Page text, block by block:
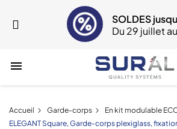
SOLDES
Du 29 juillet au

Accueil Garde-corps
En kit modulable
ELEGANT Square, Garde-corps plexiglass,